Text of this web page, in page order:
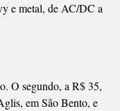
e metal, de AC/DC a
O segundo, a R$ 35,
em São Bento, e